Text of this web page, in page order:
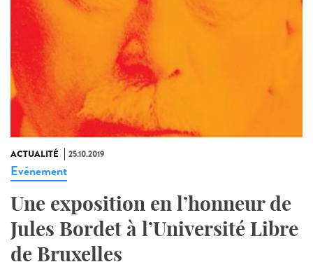
ACTUALITÉ 25.10.2019
Evénement
Une exposition en l’honneur de
Jules Bordet à l’Université Libre
de Bruxelles